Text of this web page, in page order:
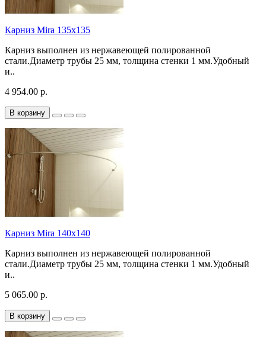
Карниз Mira 135х135
Карниз выполнен из нержавеющей полированной
стали.Диаметр трубы 25 мм, толщина стенки 1 мм.Удобный
и..
4 954.00 р.
В корзину
Карниз Mira 140х140
Карниз выполнен из нержавеющей полированной
стали.Диаметр трубы 25 мм, толщина стенки 1 мм.Удобный
и..
5 065.00 р.
В корзину